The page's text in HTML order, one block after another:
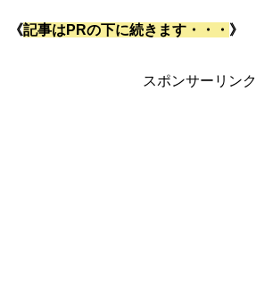
《記事はPRの下に続きます・・・ 》
スポンサーリンク